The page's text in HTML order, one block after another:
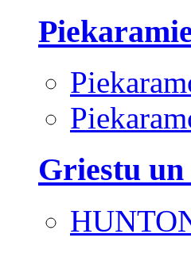
Griestu un